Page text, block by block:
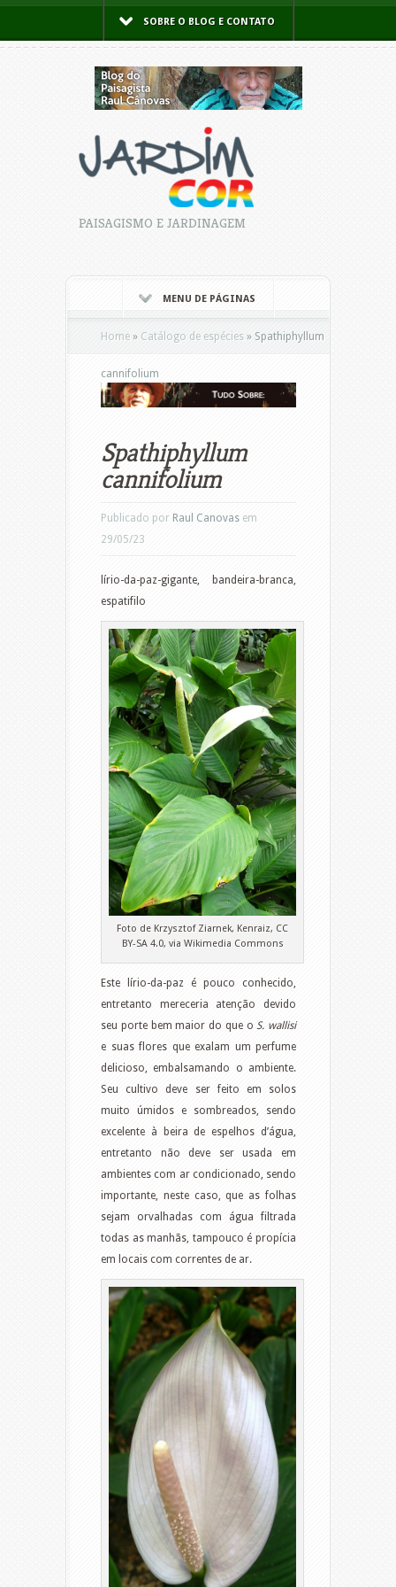
SOBRE O BLOG E CONTATO
PAISAGISMO E JARDINAGEM
MENU DE PÁGINAS
Home » Catálogo de espécies » Spathiphyllum
cannifolium
Spathiphyllum
cannifolium
Publicado por Raul Canovas em
29/05/23
lírio-da-paz-gigante, bandeira-branca,
espatifilo
Foto de Krzysztof Ziarnek, Kenraiz, CC
BY-SA 4.0, via Wikimedia Commons
Este lírio-da-paz é pouco conhecido,
entretanto mereceria atenção devido
seu porte bem maior do que oS. wallisi
e suas flores que exalam um perfume
delicioso, embalsamando o ambiente.
Seu cultivo deve ser feito em solos
muito úmidos e sombreados, sendo
excelente à beira de espelhos d’água,
entretanto não deve ser usada em
ambientes com ar condicionado, sendo
importante, neste caso, que as folhas
sejam orvalhadas com água filtrada
todas as manhãs, tampouco é propícia
em locais com correntes de ar.